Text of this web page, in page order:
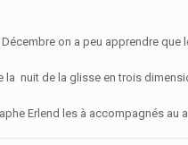
on a peu apprendre
la nuit de la glisse en trois
Erlend les à accompagnés au